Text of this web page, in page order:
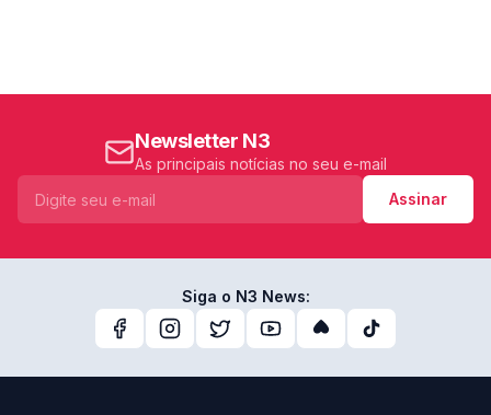
Newsletter N3
As principais notícias no seu e-mail
Assinar
Siga o N3 News: